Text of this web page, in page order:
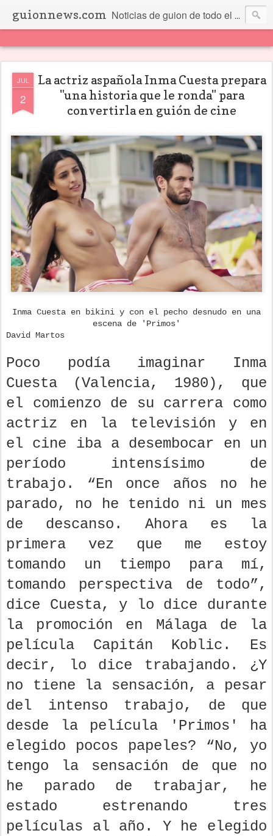
guionnews.com Noticias de guion de todo el mundo... Y más.
JUL
2
La actriz aspañola Inma Cuesta prepara
"una historia que le ronda" para
convertirla en guión de cine
Inma Cuesta en bikini y con el pecho desnudo en una
escena de 'Primos'
David Martos
Poco podía imaginar Inma
Cuesta (Valencia, 1980), que
el comienzo de su carrera como
actriz en la televisión y en
el cine iba a desembocar en un
período intensísimo de
trabajo. “En once años no he
parado, no he tenido ni un mes
de descanso. Ahora es la
primera vez que me estoy
tomando un tiempo para mí,
tomando perspectiva de todo”,
dice Cuesta, y lo dice durante
la promoción en Málaga de la
película Capitán Koblic. Es
decir, lo dice trabajando. ¿Y
no tiene la sensación, a pesar
del intenso trabajo, de que
desde la película 'Primos' ha
elegido pocos papeles? “No, yo
tengo la sensación de que no
he parado de trabajar, he
estado estrenando tres
películas al año. Y he elegido